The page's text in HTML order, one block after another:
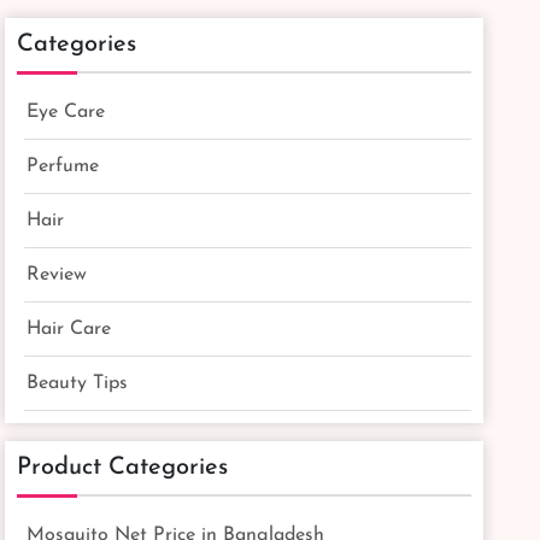
Categories
Eye Care
Perfume
Hair
Review
Hair Care
Beauty Tips
Product Categories
Mosquito Net Price in Bangladesh